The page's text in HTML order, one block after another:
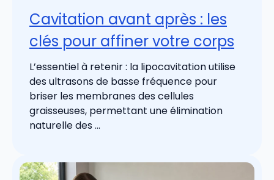
Cavitation avant après : les
clés pour affiner votre corps
L’essentiel à retenir : la lipocavitation utilise
des ultrasons de basse fréquence pour
briser les membranes des cellules
graisseuses, permettant une élimination
naturelle des ...